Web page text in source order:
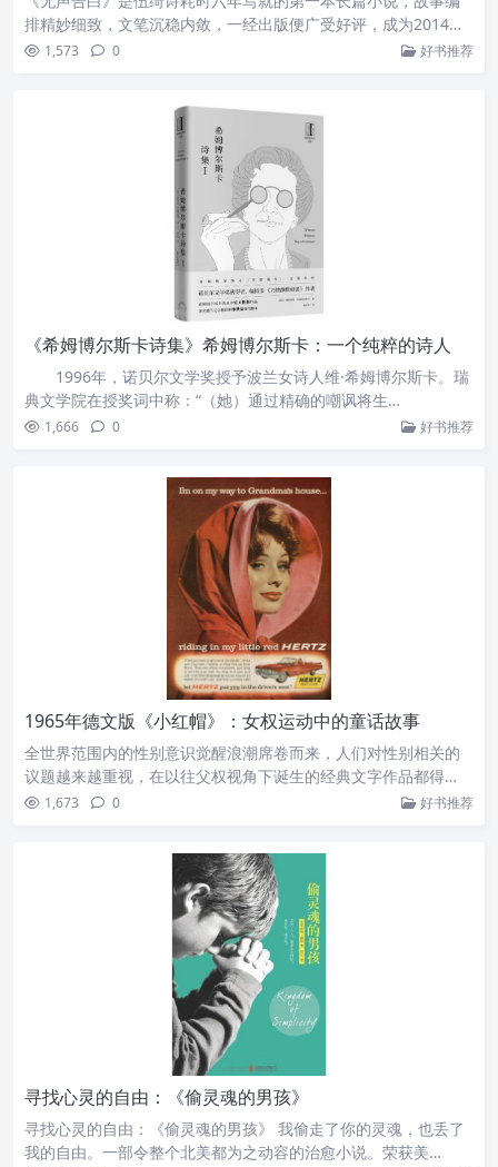
排精妙细致，文笔沉稳内敛，一经出版便广受好评，成为2014年
度最具实力且众望所归的黑马，不仅跃升为《纽约时报》畅销
1,573 0 好书推荐
《希姆博尔斯卡诗集》希姆博尔斯卡：一个纯粹的诗人
1996年，诺贝尔文学奖授予波兰女诗人维·希姆博尔斯卡。瑞
典文学院在授奖词中称：“（她）通过精确的嘲讽将生…
1,666 0 好书推荐
1965年德文版《小红帽》：女权运动中的童话故事
全世界范围内的性别意识觉醒浪潮席卷而来，人们对性别相关的
议题越来越重视，在以往父权视角下诞生的经典文字作品都得…
1,673 0 好书推荐
寻找心灵的自由：《偷灵魂的男孩》
寻找心灵的自由：《偷灵魂的男孩》 我偷走了你的灵魂，也丢了
我的自由。一部令整个北美都为之动容的治愈小说。荣获美…